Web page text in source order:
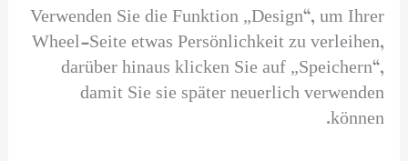
Verwenden Sie die Funktion „Design“, um Ihrer
Wheel-Seite etwas Persönlichkeit zu verleihen,
darüber hinaus klicken Sie auf „Speichern“,
damit Sie sie später neuerlich verwenden
können.